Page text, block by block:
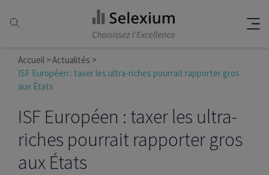
Accueil
Actualités
ISF Européen : taxer les ultra-riches pourrait rapporter gros
aux États
ISF Européen : taxer les ultra-
riches pourrait rapporter gros
aux États